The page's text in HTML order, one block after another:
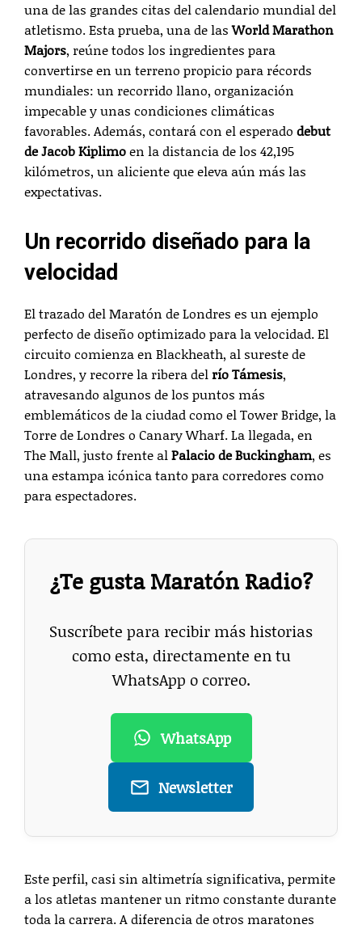
una de las grandes citas del calendario mundial del
atletismo. Esta prueba, una de lasWorld Marathon
Majors, reúne todos los ingredientes para
convertirse en un terreno propicio para récords
mundiales: un recorrido llano, organización
impecable y unas condiciones climáticas
favorables. Además, contará con el esperadodebut
de Jacob Kiplimoen la distancia de los 42,195
kilómetros, un aliciente que eleva aún más las
expectativas.
Un recorrido diseñado para la
velocidad
El trazado del Maratón de Londres es un ejemplo
perfecto de diseño optimizado para la velocidad. El
circuito comienza en Blackheath, al sureste de
Londres, y recorre la ribera delrío Támesis,
atravesando algunos de los puntos más
emblemáticos de la ciudad como el Tower Bridge, la
Torre de Londres o Canary Wharf. La llegada, en
The Mall, justo frente alPalacio de Buckingham, es
una estampa icónica tanto para corredores como
para espectadores.
¿Te gusta Maratón Radio?
Suscríbete para recibir más historias
como esta, directamente en tu
WhatsApp o correo.
WhatsApp
Newsletter
Este perfil, casi sin altimetría significativa, permite
a los atletas mantener un ritmo constante durante
toda la carrera. A diferencia de otros maratones